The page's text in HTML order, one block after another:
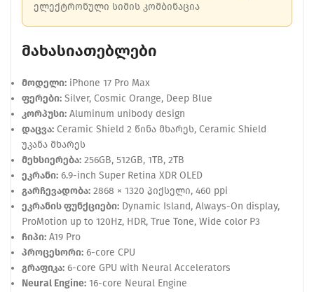
ელექტრონული სიმის კომბინაცია
მახასიათებლები
მოდელი: iPhone 17 Pro Max
ფერები: Silver, Cosmic Orange, Deep Blue
კორპუსი: Aluminum unibody design
დაცვა: Ceramic Shield 2 წინა მხარეს, Ceramic Shield
უკანა მხარეს
მეხსიერება: 256GB, 512GB, 1TB, 2TB
ეკრანი: 6.9-inch Super Retina XDR OLED
გარჩევადობა: 2868 × 1320 პიქსელი, 460 ppi
ეკრანის ფუნქციები: Dynamic Island, Always-On display,
ProMotion up to 120Hz, HDR, True Tone, Wide color P3
ჩიპი: A19 Pro
პროცესორი: 6-core CPU
გრაფიკა: 6-core GPU with Neural Accelerators
Neural Engine: 16-core Neural Engine